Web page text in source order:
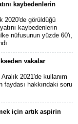
kaybedenlerin
2020'de görüldüğü
kaybedenlerin
nüfusunun yüzde 60'ı,
vakalar
2021'de kullanım
faydası hakkındaki soru
için artık aspirin